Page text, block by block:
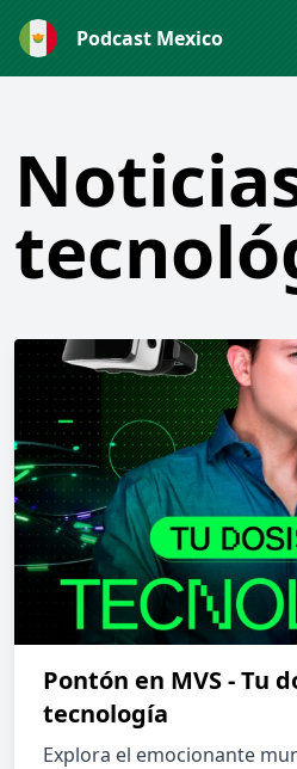
Podcast Mexico
Pontón en MVS - Tu
tecnología
Explora el emocionante